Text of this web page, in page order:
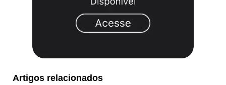
Artigos relacionados